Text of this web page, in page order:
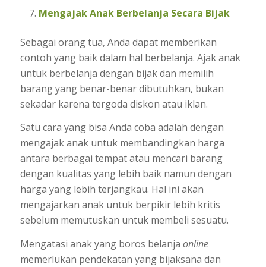
Mengajak Anak Berbelanja Secara Bijak
Sebagai orang tua, Anda dapat memberikan
contoh yang baik dalam hal berbelanja. Ajak anak
untuk berbelanja dengan bijak dan memilih
barang yang benar-benar dibutuhkan, bukan
sekadar karena tergoda diskon atau iklan.
Satu cara yang bisa Anda coba adalah dengan
mengajak anak untuk membandingkan harga
antara berbagai tempat atau mencari barang
dengan kualitas yang lebih baik namun dengan
harga yang lebih terjangkau. Hal ini akan
mengajarkan anak untuk berpikir lebih kritis
sebelum memutuskan untuk membeli sesuatu.
Mengatasi anak yang boros belanja online
memerlukan pendekatan yang bijaksana dan